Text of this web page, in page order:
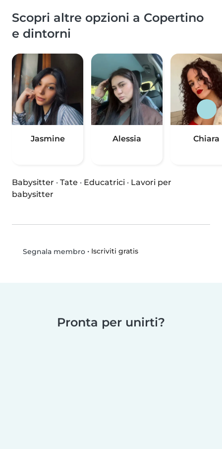
Scopri altre opzioni a Copertino
e dintorni
Jasmine Alessia Chiara
Babysitter · Tate · Educatrici · Lavori per
babysitter
Segnala membro• Iscriviti gratis
Pronta per unirti?